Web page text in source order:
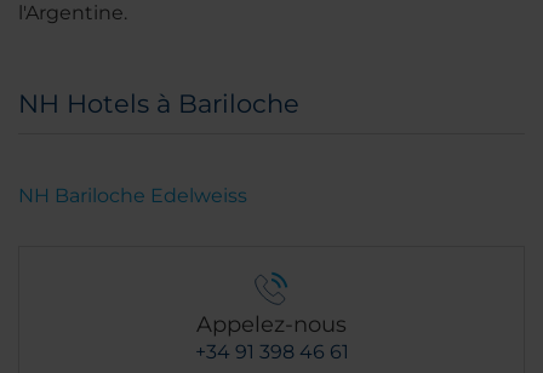
l'Argentine.
NH Hotels à Bariloche
NH Bariloche Edelweiss
Appelez-nous
+34 91 398 46 61